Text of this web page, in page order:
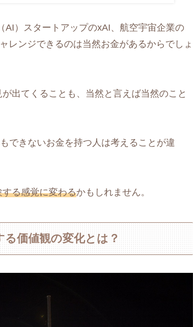
）スタートアップのxAI、航空宇宙企業の
レンジできるのは当然お金があるからでしょ
出てくることも、当然と言えば当然のこと
できないお金を持つ人は考えることが違
る感覚に変わるかもしれません。
価値観の変化とは？